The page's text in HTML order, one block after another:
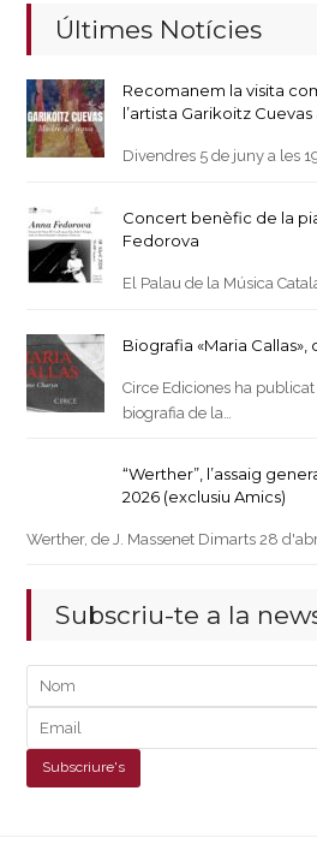
Últimes Notícies
Recomanem la visita
l’artista Garikoitz Cuevas
Divendres 5 de juny a les
Concert benèfic de la
Fedorova
El Palau de la Música
Biografia «Maria
Circe Ediciones ha
biografia de la…
“Werther”, l’assaig
2026 (exclusiu Amics)
Werther, de J. Massenet Dimarts 28
Subscriu-te a la